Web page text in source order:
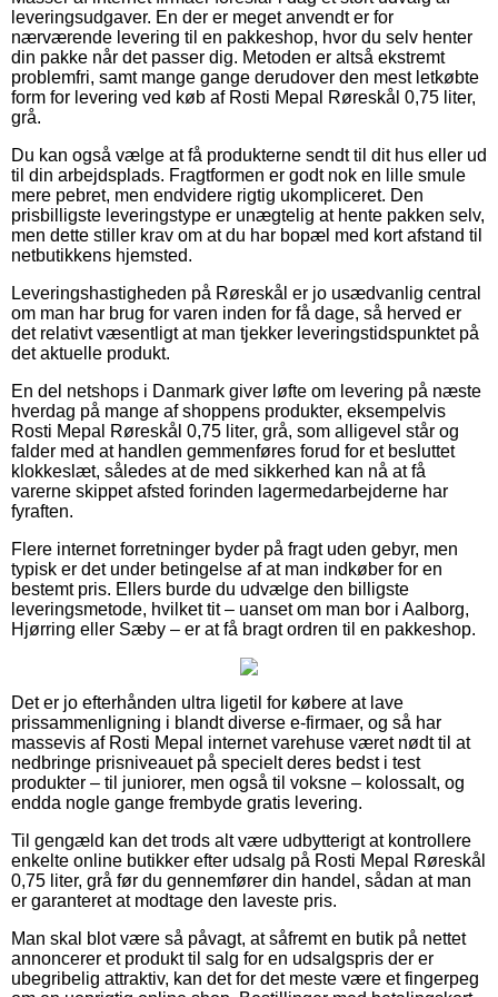
leveringsudgaver. En der er meget anvendt er for
nærværende levering til en pakkeshop, hvor du selv henter
din pakke når det passer dig. Metoden er altså ekstremt
problemfri, samt mange gange derudover den mest letkøbte
form for levering ved køb af Rosti Mepal Røreskål 0,75 liter,
grå.
Du kan også vælge at få produkterne sendt til dit hus eller ud
til din arbejdsplads. Fragtformen er godt nok en lille smule
mere pebret, men endvidere rigtig ukompliceret. Den
prisbilligste leveringstype er unægtelig at hente pakken selv,
men dette stiller krav om at du har bopæl med kort afstand til
netbutikkens hjemsted.
Leveringshastigheden på Røreskål er jo usædvanlig central
om man har brug for varen inden for få dage, så herved er
det relativt væsentligt at man tjekker leveringstidspunktet på
det aktuelle produkt.
En del netshops i Danmark giver løfte om levering på næste
hverdag på mange af shoppens produkter, eksempelvis
Rosti Mepal Røreskål 0,75 liter, grå, som alligevel står og
falder med at handlen gemmenføres forud for et besluttet
klokkeslæt, således at de med sikkerhed kan nå at få
varerne skippet afsted forinden lagermedarbejderne har
fyraften.
Flere internet forretninger byder på fragt uden gebyr, men
typisk er det under betingelse af at man indkøber for en
bestemt pris. Ellers burde du udvælge den billigste
leveringsmetode, hvilket tit – uanset om man bor i Aalborg,
Hjørring eller Sæby – er at få bragt ordren til en pakkeshop.
Det er jo efterhånden ultra ligetil for købere at lave
prissammenligning i blandt diverse e-firmaer, og så har
massevis af Rosti Mepal internet varehuse været nødt til at
nedbringe prisniveauet på specielt deres bedst i test
produkter – til juniorer, men også til voksne – kolossalt, og
endda nogle gange frembyde gratis levering.
Til gengæld kan det trods alt være udbytterigt at kontrollere
enkelte online butikker efter udsalg på Rosti Mepal Røreskål
0,75 liter, grå før du gennemfører din handel, sådan at man
er garanteret at modtage den laveste pris.
Man skal blot være så påvagt, at såfremt en butik på nettet
annoncerer et produkt til salg for en udsalgspris der er
ubegribelig attraktiv, kan det for det meste være et fingerpeg